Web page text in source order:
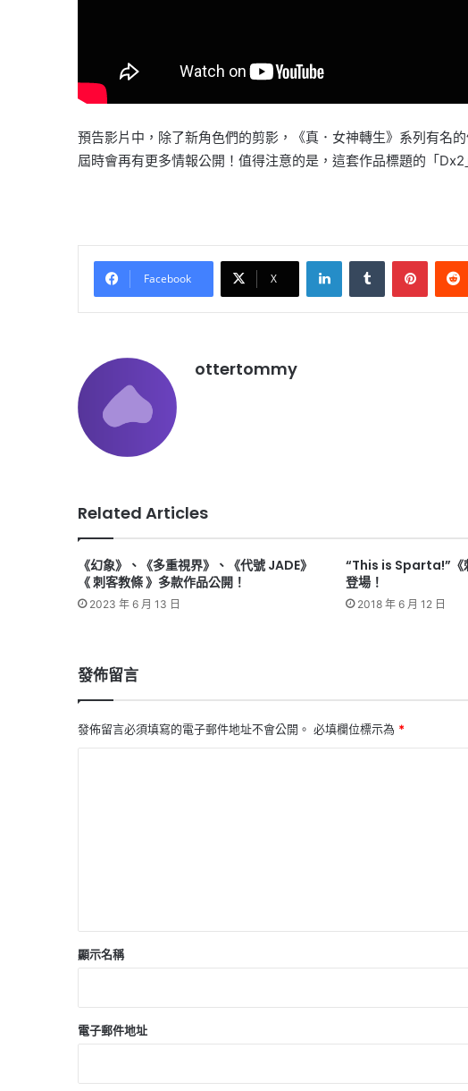
預告影片中，除了新角色們的剪影，《真．女神轉生》系列有名
屆時會再有更多情報公開！值得注意的是，這套作品標題的「Dx2
Facebook X
LinkedInTumblr
ottertommy
Related Articles
《幻象》、《多重視界》、《代號 JADE》
《 刺客教條 》多款作品公開！
2023 年 6 月 13 日
“This is Sparta!”《
登場！
2018 年 6 月 12 日
發佈留言
發佈留言必須填寫的電子郵件地址不會公開。 必填欄位標示為 *
顯示名稱
電子郵件地址